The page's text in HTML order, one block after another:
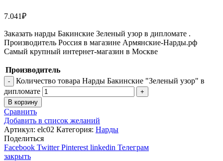
7.041₽
Заказать нарды Бакинские Зеленый узор в дипломате .
Производитель Россия в магазине Армянские-Нарды.рф
Самый крупный интернет-магазин в Москве
Производитель
Количество товара Нарды Бакинские "Зеленый узор" в
дипломате
В корзину
Сравнить
Добавить в список желаний
Артикул: elc02 Категория: Нарды
Поделиться
Facebook Twitter Pinterest linkedin Телеграм
закрыть